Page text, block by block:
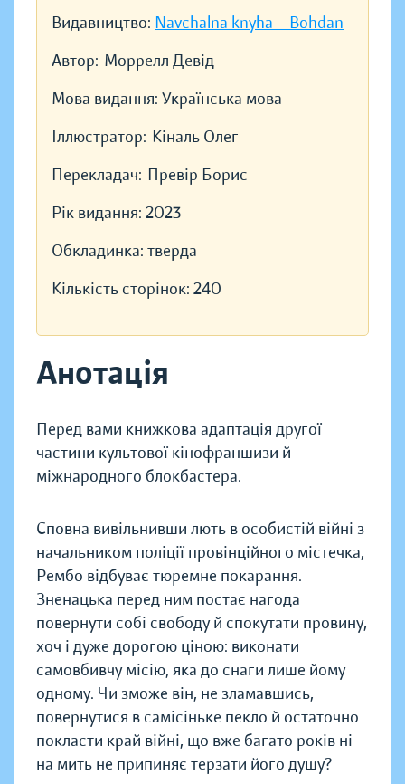
Видавництво: Navchalna knyha – Bohdan
Автор: Моррелл Девід
Мова видання: Українська мова
Іллюстратор: Кіналь Олег
Перекладач: Превір Борис
Рік видання: 2023
Обкладинка: тверда
Кількість сторінок: 240
Анотація
Перед вами книжкова адаптація другої
частини культової кінофраншизи й
міжнародного блокбастера.
Сповна вивільнивши лють в особистій війні з
начальником поліції провінційного містечка,
Рембо відбуває тюремне покарання.
Зненацька перед ним постає нагода
повернути собі свободу й спокутати провину,
хоч і дуже дорогою ціною: виконати
самовбивчу місію, яка до снаги лише йому
одному. Чи зможе він, не зламавшись,
повернутися в самісіньке пекло й остаточно
покласти край війні, що вже багато років ні
на мить не припиняє терзати його душу?